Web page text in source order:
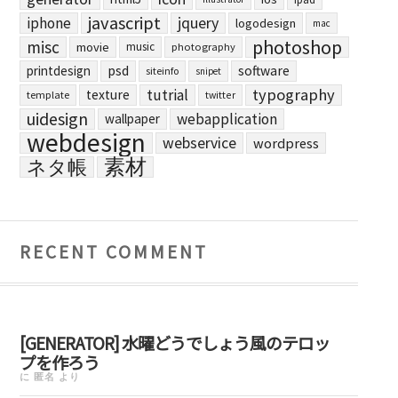
iphone javascript jquery logodesign mac
misc movie music photography photoshop
printdesign psd siteinfo snipet software
template texture tutrial twitter typography
uidesign wallpaper webapplication
webdesign webservice wordpress
ネタ帳 素材
RECENT COMMENT
[GENERATOR] 水曜どうでしょう風のテロッ
プを作ろう
に 匿名 より